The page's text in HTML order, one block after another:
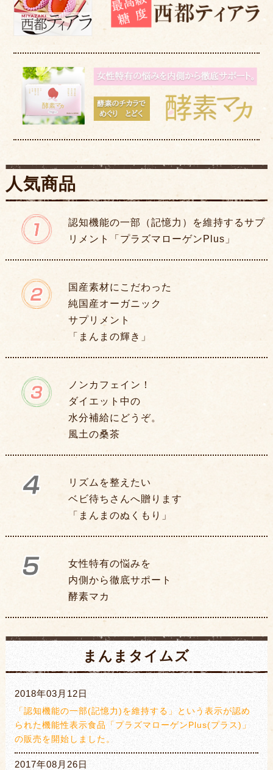
人気商品
認知機能の一部（記憶力）を維持するサプ
リメント「プラズマローゲンPlus」
国産素材にこだわった
純国産オーガニック
サプリメント
「まんまの輝き」
ノンカフェイン！
ダイエット中の
水分補給にどうぞ。
風土の桑茶
リズムを整えたい
ベビ待ちさんへ贈ります
「まんまのぬくもり」
女性特有の悩みを
内側から徹底サポート
酵素マカ
まんまタイムズ
2018年03月12日
「認知機能の一部(記憶力)を維持する」という表示が認め
られた機能性表示食品「プラズマローゲンPlus(プラス)」
の販売を開始しました。
2017年08月26日